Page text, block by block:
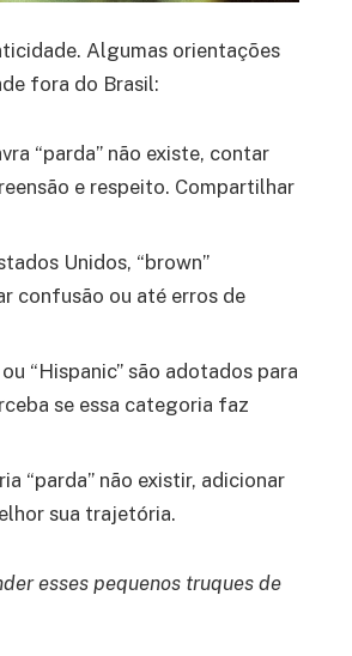
Algumas orientações
fora do Brasil:
“parda” não existe, contar
e respeito. Compartilhar
Unidos, “brown”
confusão ou até erros de
“Hispanic” são adotados para
se essa categoria faz
“parda” não existir, adicionar
sua trajetória.
esses pequenos truques de